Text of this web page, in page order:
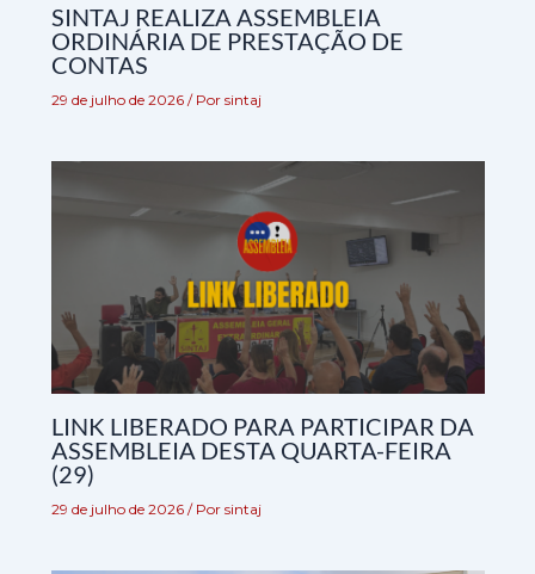
SINTAJ REALIZA ASSEMBLEIA
ORDINÁRIA DE PRESTAÇÃO DE
CONTAS
29 de julho de 2026 / Por sintaj
LINK LIBERADO PARA PARTICIPAR DA
ASSEMBLEIA DESTA QUARTA-FEIRA
(29)
29 de julho de 2026 / Por sintaj